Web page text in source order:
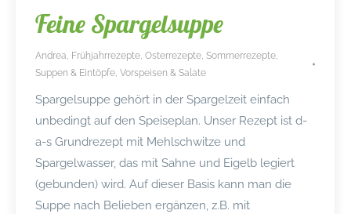
Feine Spargelsuppe
Andrea, Frühjahrrezepte, Osterrezepte, Sommerrezepte,
Suppen & Eintöpfe, Vorspeisen & Salate
Spargelsuppe gehört in der Spargelzeit einfach
unbedingt auf den Speiseplan. Unser Rezept ist d-
a-s Grundrezept mit Mehlschwitze und
Spargelwasser, das mit Sahne und Eigelb legiert
(gebunden) wird. Auf dieser Basis kann man die
Suppe nach Belieben ergänzen, z.B. mit